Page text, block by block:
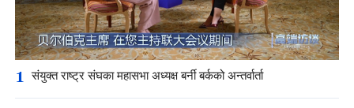
1 संयुक्त राष्ट्र संघका महासभा अध्यक्ष बर्नी बर्कको अन्तर्वार्ता